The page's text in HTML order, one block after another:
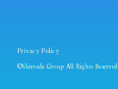
Privacy Policy
©Shimada Group All Rights Reserved